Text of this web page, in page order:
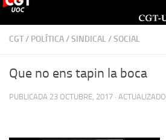
CGT/ POLÍTICA/SINDICAL/SOCIAL
Que no ens tapin la boca
PUBLICADA 23 OCTUBRE, 2017 · ACTUALIZADO